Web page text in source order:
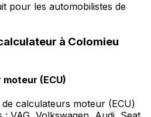
pour les automobilistes de
à Colomieu
(ECU)
calculateurs moteur (ECU)